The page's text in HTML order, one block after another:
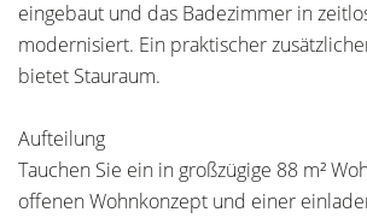
eingebaut und das Badezimmer in
modernisiert. Ein praktischer
bietet Stauraum.
Aufteilung
Tauchen Sie ein in großzügige 88 m²
offenen Wohnkonzept und einer